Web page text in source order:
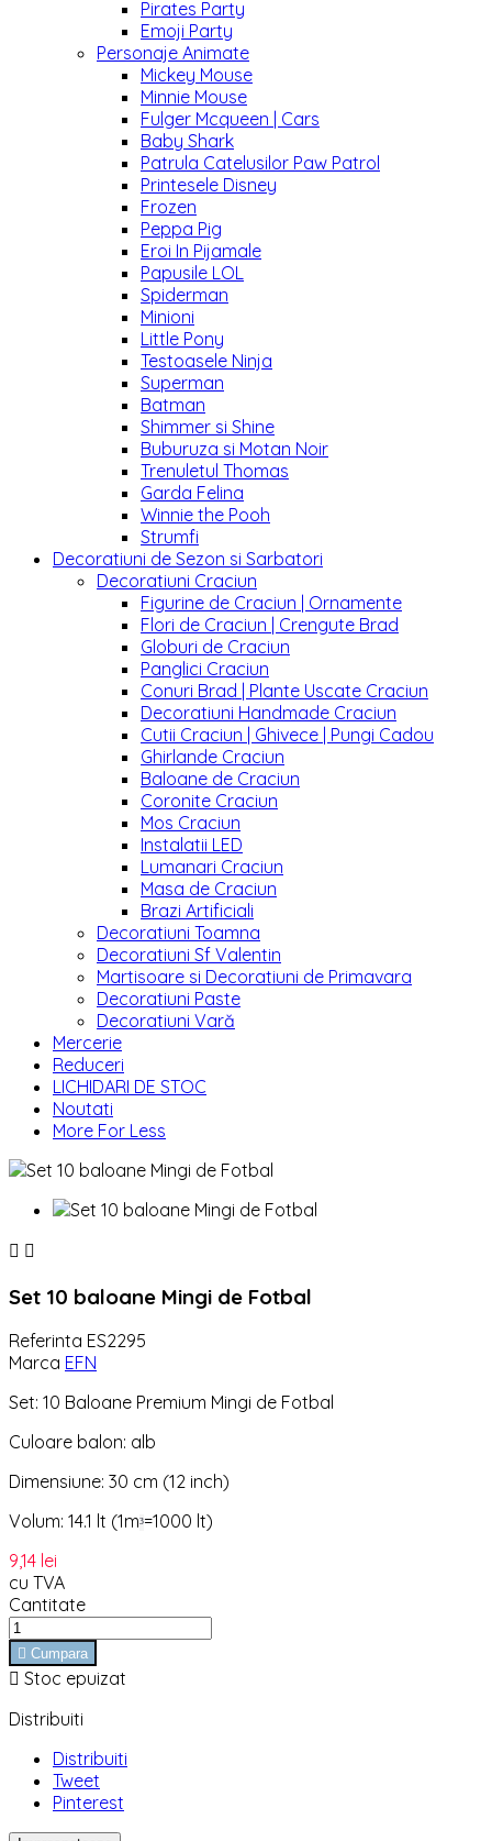
Pirates Party
Emoji Party
Personaje Animate
Mickey Mouse
Minnie Mouse
Fulger Mcqueen | Cars
Baby Shark
Patrula Catelusilor Paw Patrol
Printesele Disney
Frozen
Peppa Pig
Eroi In Pijamale
Papusile LOL
Spiderman
Minioni
Little Pony
Testoasele Ninja
Superman
Batman
Shimmer si Shine
Buburuza si Motan Noir
Trenuletul Thomas
Garda Felina
Winnie the Pooh
Strumfi
Decoratiuni de Sezon si Sarbatori
Decoratiuni Craciun
Figurine de Craciun | Ornamente
Flori de Craciun | Crengute Brad
Globuri de Craciun
Panglici Craciun
Conuri Brad | Plante Uscate Craciun
Decoratiuni Handmade Craciun
Cutii Craciun | Ghivece | Pungi Cadou
Ghirlande Craciun
Baloane de Craciun
Coronite Craciun
Mos Craciun
Instalatii LED
Lumanari Craciun
Masa de Craciun
Brazi Artificiali
Decoratiuni Toamna
Decoratiuni Sf Valentin
Martisoare si Decoratiuni de Primavara
Decoratiuni Paste
Decoratiuni Vară
Mercerie
Reduceri
LICHIDARI DE STOC
Noutati
More For Less
 
Set 10 baloane Mingi de Fotbal
Referinta ES2295
Marca EFN
Set: 10 Baloane Premium Mingi de Fotbal
Culoare balon: alb
Dimensiune: 30 cm (12 inch)
Volum: 14.1 lt (1m³=1000 lt)
9,14 lei
cu TVA
Cantitate
 Cumpara
 Stoc epuizat
Distribuiti
Distribuiti
Tweet
Pinterest